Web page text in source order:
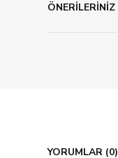
ÖNERİLERİNİZ
YORUMLAR (0)